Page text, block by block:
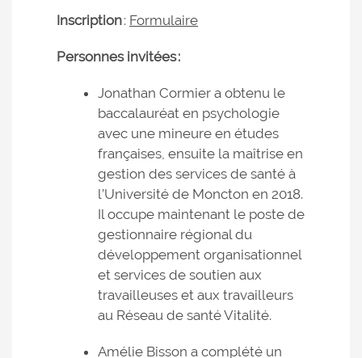
Inscription: Formulaire
Personnes invitées :
Jonathan Cormier a obtenu le
baccalauréat en psychologie
avec une mineure en études
françaises, ensuite la maîtrise en
gestion des services de santé à
l’Université de Moncton en 2018.
Il occupe maintenant le poste de
gestionnaire régional du
développement organisationnel
et services de soutien aux
travailleuses et aux travailleurs
au Réseau de santé Vitalité.
Amélie Bisson a complété un